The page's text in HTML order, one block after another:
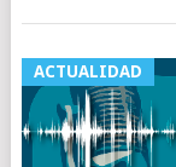
ACTUALIDAD